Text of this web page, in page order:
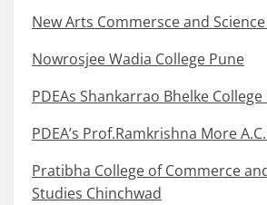
New Arts Commersce and
Nowrosjee Wadia College Pune
PDEAs Shankarrao Bhelke
PDEA’s Prof.Ramkrishna More
Pratibha College of Commerce
Studies Chinchwad